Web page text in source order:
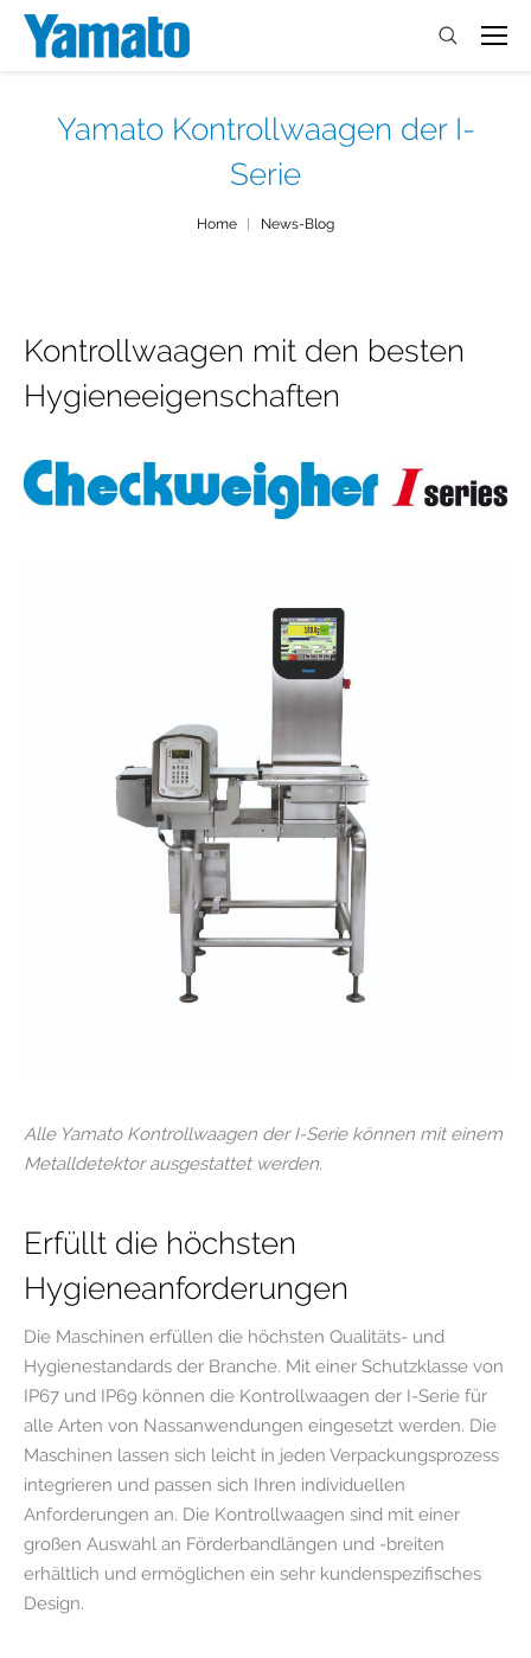
Yamato Kontrollwaagen der I-
Serie
Home News-Blog
Kontrollwaagen mit den besten
Hygieneeigenschaften
Alle Yamato Kontrollwaagen der I-Serie können mit einem
Metalldetektor ausgestattet werden.
Erfüllt die höchsten
Hygieneanforderungen
Die Maschinen erfüllen die höchsten Qualitäts- und
Hygienestandards der Branche. Mit einer Schutzklasse von
IP67 und IP69 können die Kontrollwaagen der I-Serie für
alle Arten von Nassanwendungen eingesetzt werden. Die
Maschinen lassen sich leicht in jeden Verpackungsprozess
integrieren und passen sich Ihren individuellen
Anforderungen an. Die Kontrollwaagen sind mit einer
großen Auswahl an Förderbandlängen und -breiten
erhältlich und ermöglichen ein sehr kundenspezifisches
Design.